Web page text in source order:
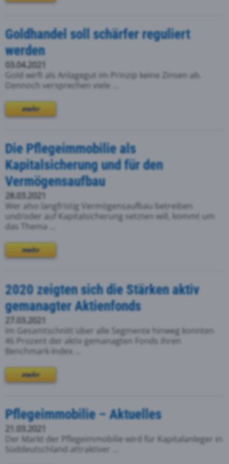
Goldhandel soll schärfer reguliert
werden
03.04.2021
Gold wirft als Anlagegut im Prinzip keine Zinsen ab.
Dennoch versprechen viele ...
mehr
Die Pflegeimmobilie als
Kapitalsicherung und für den
Vermögensaufbau
28.03.2021
Wer also langfristig Vermögensaufbau betreiben
und/oder auf Kapitalsicherung setzten will, kommt um
das Thema ...
mehr
2020 zeigten sich die Stärken aktiv
gemanagter Aktienfonds
27.03.2021
Im Gesamtschnitt über alle Segmente hinweg konnten
46 Prozent der aktiv gemanagten Fonds ihren
Benchmark-Index ...
mehr
Pflegeimmobilie – Aktuelles
21.03.2021
Der Markt der Pflegeimmobilie wird für Kapitalanleger in
Süddeutschland attraktiver ...